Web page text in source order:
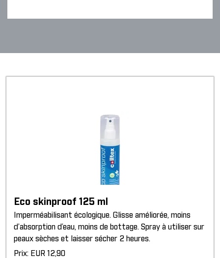
Eco skinproof 125 ml
Imperméabilisant écologique. Glisse améliorée, moins
d’absorption d’eau, moins de bottage. Spray à utiliser sur
peaux sèches et laisser sécher 2 heures.
Prix: EUR 12,90